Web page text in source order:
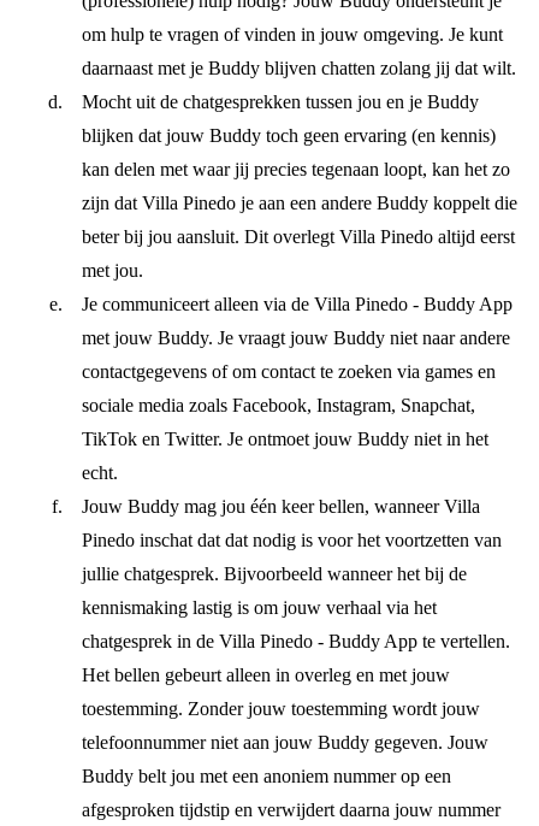
om hulp te vragen of vinden in jouw omgeving. Je kunt
daarnaast met je Buddy blijven chatten zolang jij dat wilt.
Mocht uit de chatgesprekken tussen jou en je Buddy
blijken dat jouw Buddy toch geen ervaring (en kennis)
kan delen met waar jij precies tegenaan loopt, kan het zo
zijn dat Villa Pinedo je aan een andere Buddy koppelt die
beter bij jou aansluit. Dit overlegt Villa Pinedo altijd eerst
met jou.
Je communiceert alleen via de Villa Pinedo - Buddy App
met jouw Buddy. Je vraagt jouw Buddy niet naar andere
contactgegevens of om contact te zoeken via games en
sociale media zoals Facebook, Instagram, Snapchat,
TikTok en Twitter. Je ontmoet jouw Buddy niet in het
echt.
Jouw Buddy mag jou één keer bellen, wanneer Villa
Pinedo inschat dat dat nodig is voor het voortzetten van
jullie chatgesprek. Bijvoorbeeld wanneer het bij de
kennismaking lastig is om jouw verhaal via het
chatgesprek in de Villa Pinedo - Buddy App te vertellen.
Het bellen gebeurt alleen in overleg en met jouw
toestemming. Zonder jouw toestemming wordt jouw
telefoonnummer niet aan jouw Buddy gegeven. Jouw
Buddy belt jou met een anoniem nummer op een
afgesproken tijdstip en verwijdert daarna jouw nummer